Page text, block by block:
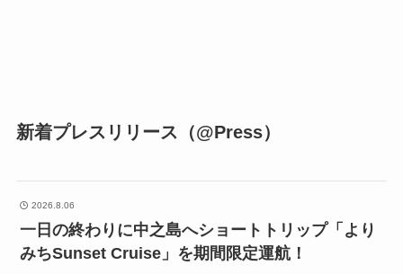
新着プレスリリース（@Press）
2026.8.06
一日の終わりに中之島へショートトリップ「より
みちSunset Cruise」を期間限定運航！